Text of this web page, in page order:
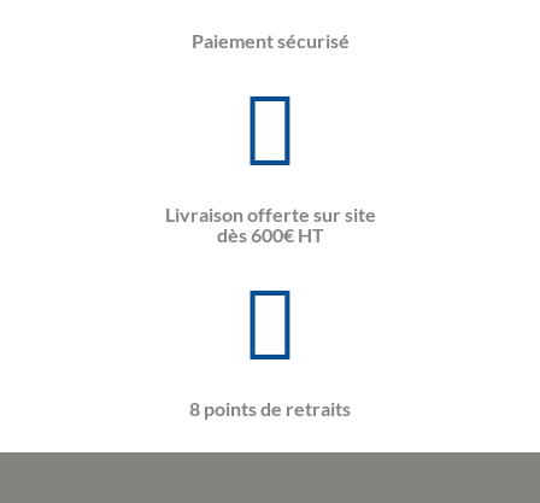
Paiement sécurisé
Livraison offerte sur site
dès 600€ HT
8 points de retraits